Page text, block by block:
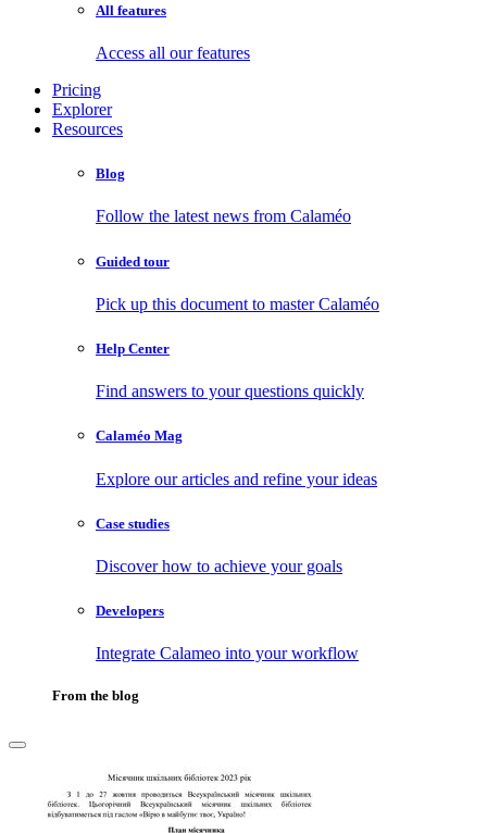
All features
Access all our features
Pricing
Explorer
Resources
Blog
Follow the latest news from Calaméo
Guided tour
Pick up this document to master Calaméo
Help Center
Find answers to your questions quickly
Calaméo Mag
Explore our articles and refine your ideas
Case studies
Discover how to achieve your goals
Developers
Integrate Calameo into your workflow
From the blog